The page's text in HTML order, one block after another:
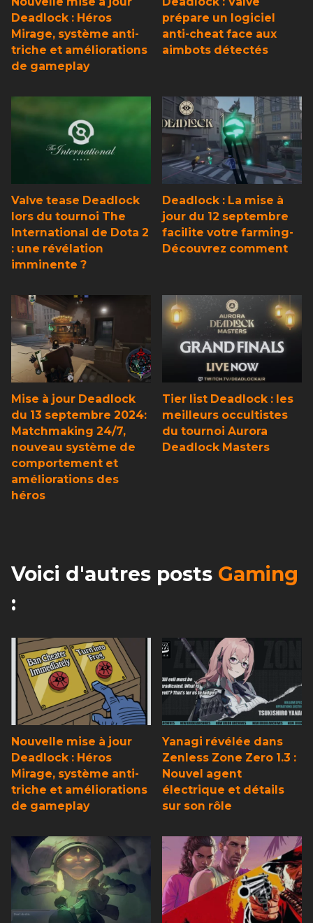
Deadlock : Héros
Mirage, système anti-
triche et améliorations
de gameplay
prépare un logiciel
anti-cheat face aux
aimbots détectés
Valve tease Deadlock
lors du tournoi The
International de Dota 2
: une révélation
imminente ?
Deadlock : La mise à
jour du 12 septembre
facilite votre farming-
Découvrez comment
Mise à jour Deadlock
du 13 septembre 2024:
Matchmaking 24/7,
nouveau système de
comportement et
améliorations des
héros
Tier list Deadlock : les
meilleurs occultistes
du tournoi Aurora
Deadlock Masters
Voici d'autres posts Gaming
:
Nouvelle mise à jour
Deadlock : Héros
Mirage, système anti-
triche et améliorations
de gameplay
Yanagi révélée dans
Zenless Zone Zero 1.3 :
Nouvel agent
électrique et détails
sur son rôle